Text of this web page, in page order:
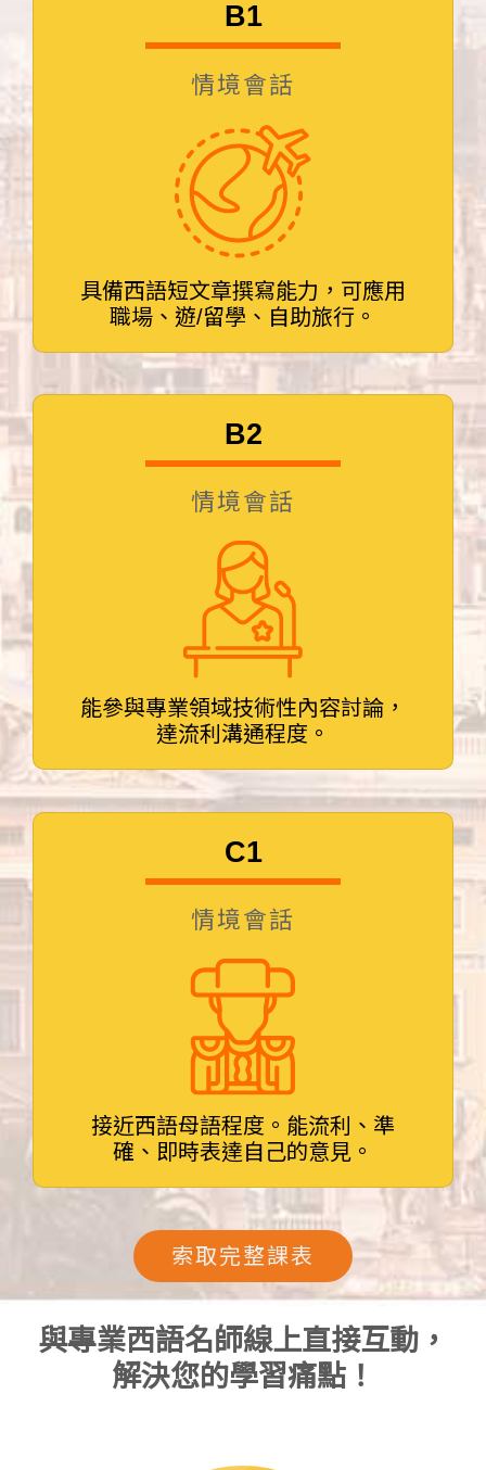
B1
情境會話
具備西語短文章撰寫能力，可應用
職場、遊/留學、自助旅行。
B2
情境會話
能參與專業領域技術性內容討論，
達流利溝通程度。
C1
情境會話
接近西語母語程度。能流利、準
確、即時表達自己的意見。
索取完整課表
與專業西語名師線上直接互動，
解決您的學習痛點！